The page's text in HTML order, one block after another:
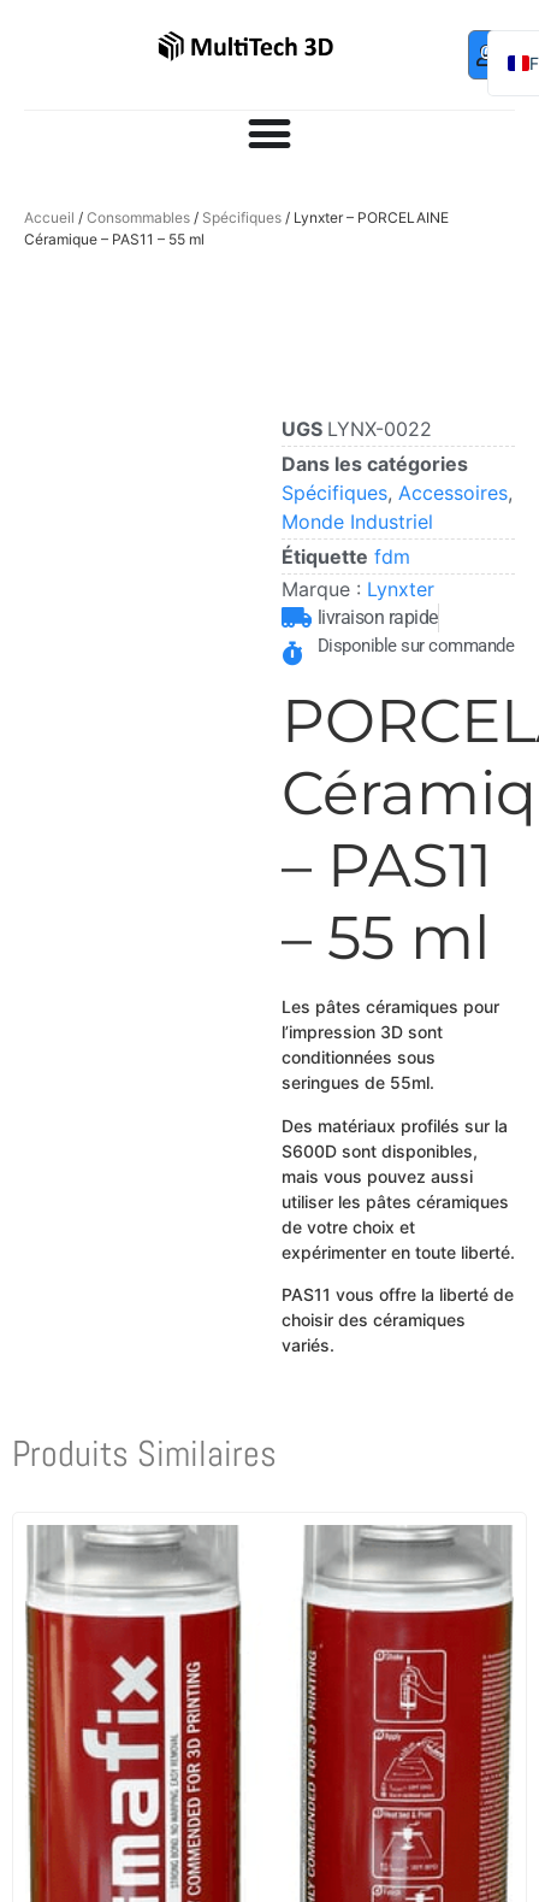
0,00 €
Accueil / Consommables / Spécifiques / Lynxter – PORCELAINE
Céramique – PAS11 – 55 ml
UGS LYNX-0022
Dans les catégories
Spécifiques, Accessoires,
Monde Industriel
Étiquette fdm
Marque : Lynxter
livraison rapide
Disponible sur commande
– PAS11
– 55 ml
Les pâtes céramiques pour
l’impression 3D sont
conditionnées sous
seringues de 55ml.
Des matériaux profilés sur la
S600D sont disponibles,
mais vous pouvez aussi
utiliser les pâtes céramiques
de votre choix et
expérimenter en toute liberté.
PAS11 vous offre la liberté de
choisir des céramiques
variés.
Produits Similaires